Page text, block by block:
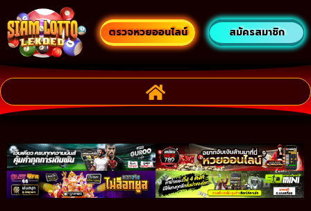
ตรวจหวยออนไลน์ สมัครสมาชิก